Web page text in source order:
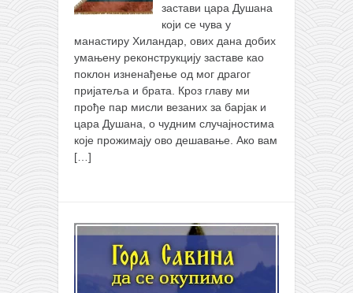
застави цара Душана
који се чува у
манастиру Хиландар, ових дана добих
умањену реконструкцију заставе као
поклон изненађење од мог драгог
пријатеља и брата. Кроз главу ми
прође пар мисли везаних за барјак и
цара Душана, о чудним случајностима
које прожимају ово дешавање. Ако вам
[…]